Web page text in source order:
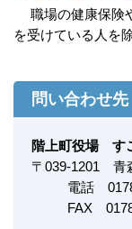
職場の健康保険
を受けている人を
問い合わせ先
階上町役場 す
〒 039-1201
青
電話
FAX